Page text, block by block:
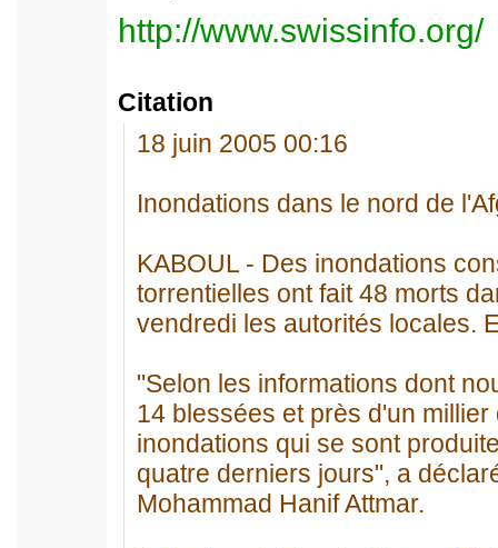
http://www.swissinfo.org/
Citation
18 juin 2005 00:16
Inondations dans le nord de
KABOUL - Des inondations
torrentielles ont fait 48 morts
vendredi les autorités locales.
"Selon les informations dont
14 blessées et près d'un
inondations qui se sont
quatre derniers jours", a
Mohammad Hanif Attmar.